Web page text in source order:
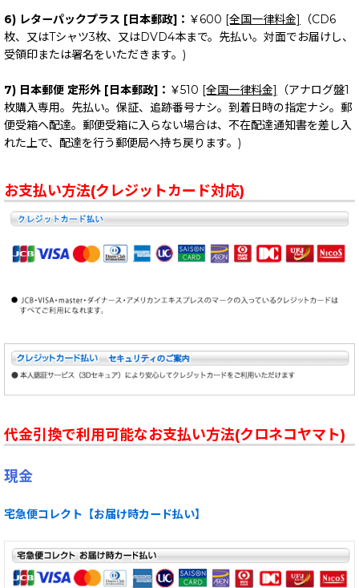
6) レターパックプラス [日本郵政]： ￥600 [全国一律料金]
（CD6
枚、又はTシャツ3枚、又はDVD4本まで。先払い。対面でお届けし、
受領印または署名をいただきます。)
7) 日本郵便 定形外 [日本郵政]： ￥510 [全国一律料金]
（アナログ盤1
枚購入専用。先払い。保証、追跡番号ナシ。到着日時の指定ナシ。郵
便受箱へ配達。郵便受箱に入らない場合は、不在配達通知書を差し入
れた上で、配達を行う郵便局へ持ち戻ります。)
お支払い方法(クレジットカード対応)
代金引換で利用可能なお支払い方法(クロネコヤマト)
現金
宅急便コレクト【お届け時カード払い】